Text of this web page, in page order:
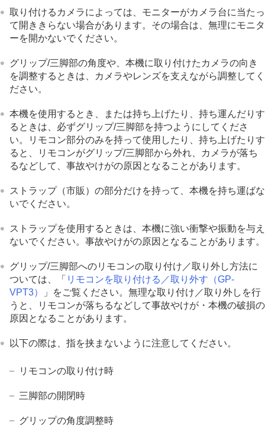
取り付けるカメラによっては、モニターがカメラ台に当たっ
て開ききらない場合があります。その場合は、無理にモニタ
ーを開かないでください。
グリップ/三脚部の角度や、本機に取り付けたカメラの向き
を調整するときは、カメラやレンズを支えながら調整してく
ださい。
本機を使用するとき、または持ち上げたり、持ち運んだりす
るときは、必ずグリップ/三脚部を持つようにしてくださ
い。リモコン部分のみを持って使用したり、持ち上げたりす
ると、リモコンがグリップ/三脚部から外れ、カメラが落ち
るなどして、事故やけがの原因となることがあります。
ストラップ（市販）の部分だけを持って、本機を持ち運ばな
いでください。
ストラップを使用するときは、本機に強い衝撃や振動を与え
ないでください。事故やけがの原因となることがあります。
グリップ/三脚部へのリモコンの取り付け／取り外し方法に
ついては、「 リモコンを取り付ける／取り外す（GP-
VPT3）
」をご覧ください。無理な取り付け／取り外しを行
うと、リモコンが落ちるなどして事故やけが・本機の破損の
原因となることがあります。
以下の際は、指を挟まないように注意してください。
リモコンの取り付け時
三脚部の開閉時
グリップの角度調整時